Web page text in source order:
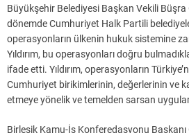
Büyükşehir Belediyesi Başkan Vekili Büşra
dönemde Cumhuriyet Halk Partili
operasyonların ülkenin hukuk sistemine
Yıldırım, bu operasyonları doğru
ifade etti. Yıldırım, operasyonların
Cumhuriyet birikimlerinin, değerlerinin ve
etmeye yönelik ve temelden sarsan
Birleşik Kamu-İş Konferedasyonu Başkanı